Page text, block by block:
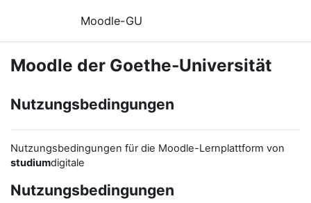
Moodle-GU
Moodle der Goethe-Universität
Nutzungsbedingungen
Nutzungsbedingungen für die Moodle-Lernplattform von
studiumdigitale
Nutzungsbedingungen